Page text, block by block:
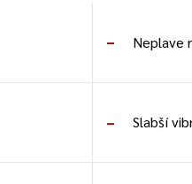
Neplave
Slabší